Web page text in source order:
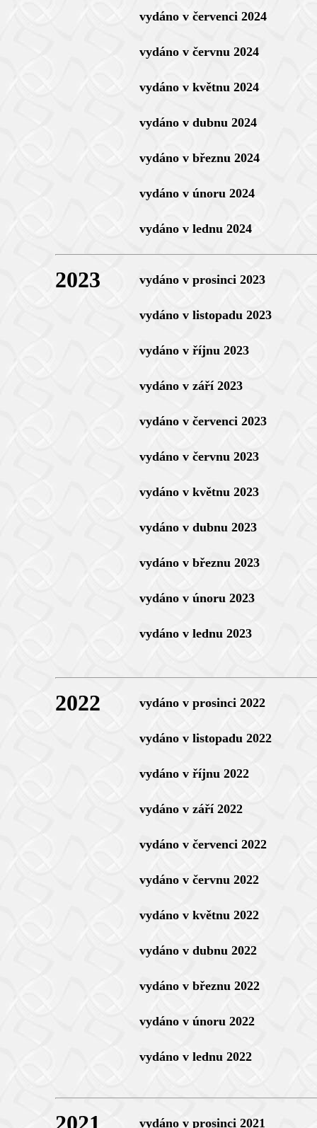
vydáno v červenci 2024
vydáno v červnu 2024
vydáno v květnu 2024
vydáno v dubnu 2024
vydáno v březnu 2024
vydáno v únoru 2024
vydáno v lednu 2024
2023 vydáno v prosinci 2023
vydáno v listopadu 2023
vydáno v říjnu 2023
vydáno v září 2023
vydáno v červenci 2023
vydáno v červnu 2023
vydáno v květnu 2023
vydáno v dubnu 2023
vydáno v březnu 2023
vydáno v únoru 2023
vydáno v lednu 2023
2022 vydáno v prosinci 2022
vydáno v listopadu 2022
vydáno v říjnu 2022
vydáno v září 2022
vydáno v červenci 2022
vydáno v červnu 2022
vydáno v květnu 2022
vydáno v dubnu 2022
vydáno v březnu 2022
vydáno v únoru 2022
vydáno v lednu 2022
vydáno v prosinci 2021